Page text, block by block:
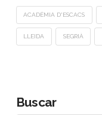
ACADÈMIA D'ESCACS
LLEIDA SEGRIÀ
Buscar